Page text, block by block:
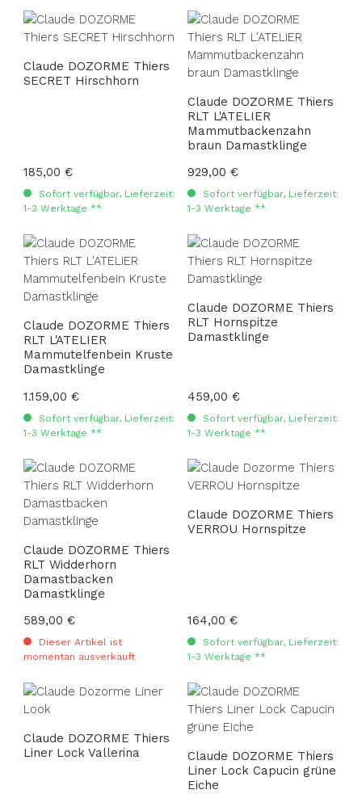
Claude DOZORME Thiers
SECRET Hirschhorn
Regulärer Preis:
185,00 €
Sofort verfügbar, Lieferzeit:
1-3 Werktage **
Claude DOZORME Thiers
RLT L'ATELIER
Mammutbackenzahn
braun Damastklinge
Regulärer Preis:
929,00 €
Sofort verfügbar, Lieferzeit:
1-3 Werktage **
Claude DOZORME Thiers
RLT L'ATELIER
Mammutelfenbein Kruste
Damastklinge
Regulärer Preis:
1.159,00 €
Sofort verfügbar, Lieferzeit:
1-3 Werktage **
Claude DOZORME Thiers
RLT Hornspitze
Damastklinge
Regulärer Preis:
459,00 €
Sofort verfügbar, Lieferzeit:
1-3 Werktage **
Claude DOZORME Thiers
RLT Widderhorn
Damastbacken
Damastklinge
Regulärer Preis:
589,00 €
Dieser Artikel ist
momentan ausverkauft
Claude DOZORME Thiers
VERROU Hornspitze
Regulärer Preis:
164,00 €
Sofort verfügbar, Lieferzeit:
1-3 Werktage **
Claude DOZORME Thiers
Liner Lock Vallerina
Claude DOZORME Thiers
Liner Lock Capucin grüne
Eiche